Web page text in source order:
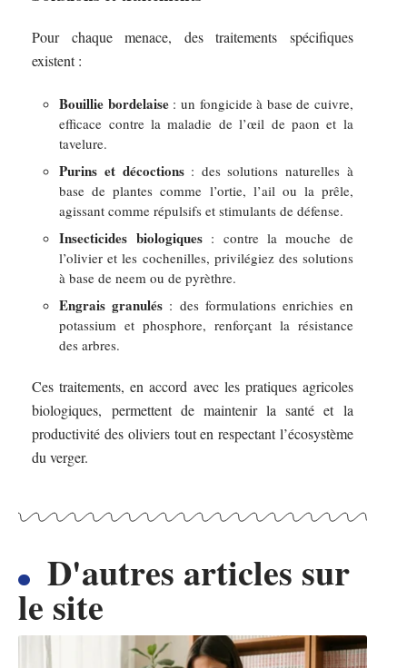
Pour chaque menace, des traitements spécifiques
existent :
Bouillie bordelaise: un fongicide à base de cuivre,
efficace contre la maladie de l’œil de paon et la
tavelure.
Purins et décoctions: des solutions naturelles à
base de plantes comme l’ortie, l’ail ou la prêle,
agissant comme répulsifs et stimulants de défense.
Insecticides biologiques: contre la mouche de
l’olivier et les cochenilles, privilégiez des solutions
à base de neem ou de pyrèthre.
Engrais granulés : des formulations enrichies en
potassium et phosphore, renforçant la résistance
des arbres.
Ces traitements, en accord avec les pratiques agricoles
biologiques, permettent de maintenir la santé et la
productivité des oliviers tout en respectant l’écosystème
du verger.
D'autres articles sur
le site